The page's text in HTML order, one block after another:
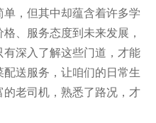
，但其中却蕴含着许多学
、服务态度到未来发展，
深入了解这些门道，才能
送服务，让咱们的日常生
老司机，熟悉了路况，才